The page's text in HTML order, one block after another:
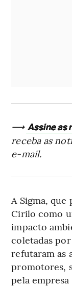
⟶ Assine as
receba as
e-mail.
A Sigma,
Cirilo como
impacto
coletadas
refutaram as
promotores,
pela